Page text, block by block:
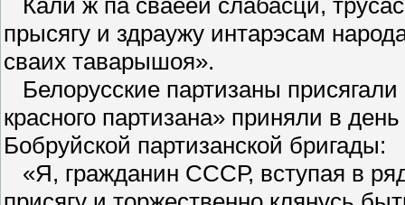
прысягу и здраужу интарэсам
сваих таварышоя».
Белорусские партизаны
красного партизана» приняли в
Бобруйской партизанской бригады:
«Я, гражданин СССР, вступая в